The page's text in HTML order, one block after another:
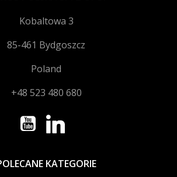
Kobaltowa 3
85-461 Bydgoszcz
Poland
+48 523 480 680
KATEGORIE